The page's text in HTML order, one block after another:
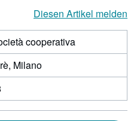
Diesen Artikel melden
cooperativa
Milano